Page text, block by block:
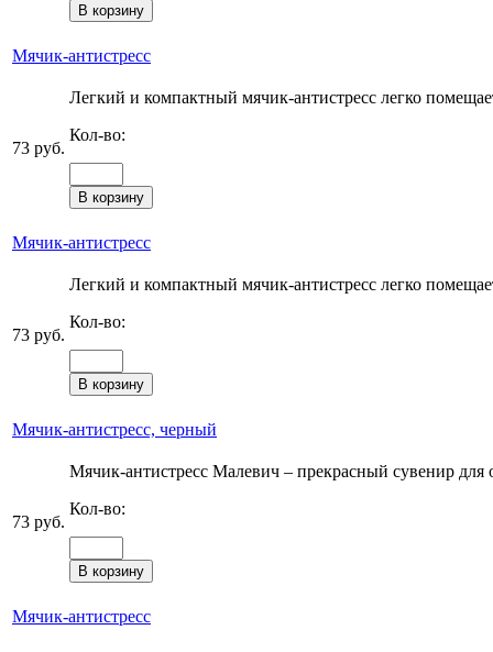
Мячик-антистресс
73 руб.
Легкий и компактный мячик-антистресс легко
Кол-во:
Мячик-антистресс
73 руб.
Легкий и компактный мячик-антистресс легко
Кол-во:
Мячик-антистресс, черный
73 руб.
Мячик-антистресс Малевич – прекрасный сувенир для
Кол-во:
Мячик-антистресс